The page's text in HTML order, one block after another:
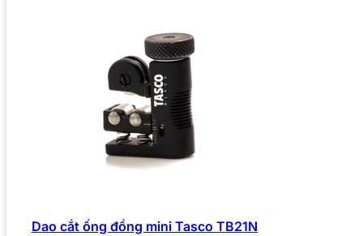
Dao cắt ống đồng mini Tasco TB21N